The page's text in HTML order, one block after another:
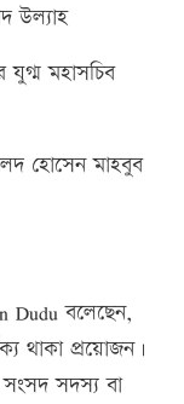
উল্যাহ
মহাসচিব
হোসেন মাহবুব
Dudu বলেছেন,
থাকা প্রয়োজন।
সদস্য বা